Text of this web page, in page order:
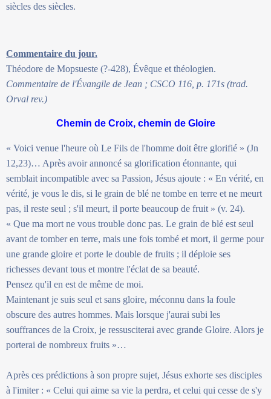
siècles des siècles.
Commentaire du jour.
Théodore de Mopsueste (?-428), Évêque et théologien.
Commentaire de l'Évangile de Jean ; CSCO 116, p. 171s (trad.
Orval rev.)
Chemin de Croix, chemin de Gloire
« Voici venue l'heure où Le Fils de l'homme doit être glorifié » (Jn
12,23)… Après avoir annoncé sa glorification étonnante, qui
semblait incompatible avec sa Passion, Jésus ajoute : « En vérité, en
vérité, je vous le dis, si le grain de blé ne tombe en terre et ne meurt
pas, il reste seul ; s'il meurt, il porte beaucoup de fruit » (v. 24).
« Que ma mort ne vous trouble donc pas. Le grain de blé est seul
avant de tomber en terre, mais une fois tombé et mort, il germe pour
une grande gloire et porte le double de fruits ; il déploie ses
richesses devant tous et montre l'éclat de sa beauté.
Pensez qu'il en est de même de moi.
Maintenant je suis seul et sans gloire, méconnu dans la foule
obscure des autres hommes. Mais lorsque j'aurai subi les
souffrances de la Croix, je ressusciterai avec grande Gloire. Alors je
porterai de nombreux fruits »…
Après ces prédictions à son propre sujet, Jésus exhorte ses disciples
à l'imiter : « Celui qui aime sa vie la perdra, et celui qui cesse de s'y